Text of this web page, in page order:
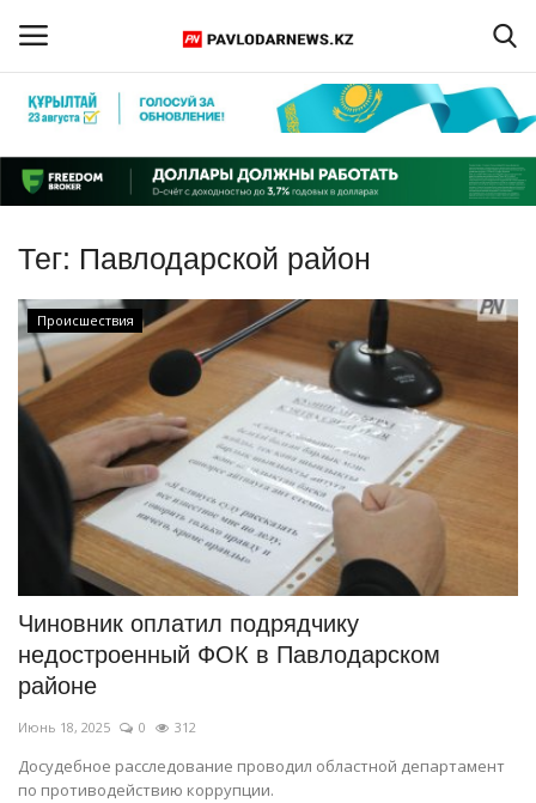
Регистрация
Главная
Обратная связь
ПАВЛОДАРСКАЯ ОБЛАСТЬ
КАЗАХСТАН
МИР
СПЕЦПРОЕКТЫ
СПОРТ
Чек-лист
РАЗВЛЕЧЕНИЯ
OFFICIAL
Тег: Павлодарской район
Происшествия
Чиновник оплатил подрядчику
недостроенный ФОК в Павлодарском
районе
Июнь 18, 2025 0 312
Досудебное расследование проводил областной департамент
по противодействию коррупции.